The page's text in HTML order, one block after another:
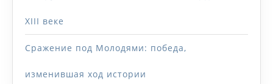
XIII веке
Сражение под Молодями: победа,
изменившая ход истории